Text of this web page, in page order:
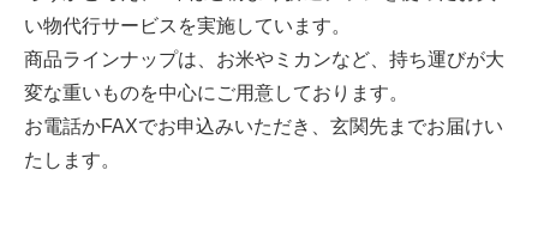
い物代行サービスを実施しています。
商品ラインナップは、お米やミカンなど、持ち運びが大
変な重いものを中心にご用意しております。
お電話かFAXでお申込みいただき、玄関先までお届けい
たします。